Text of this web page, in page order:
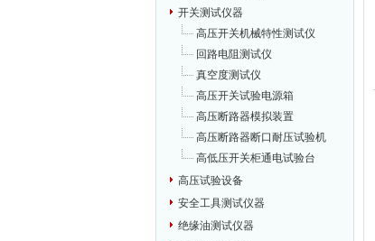
开关测试仪器
高压开关机械特性测试仪
回路电阻测试仪
真空度测试仪
高压开关试验电源箱
高压断路器模拟装置
高压断路器断口耐压试验机
高低压开关柜通电试验台
高压试验设备
安全工具测试仪器
绝缘油测试仪器